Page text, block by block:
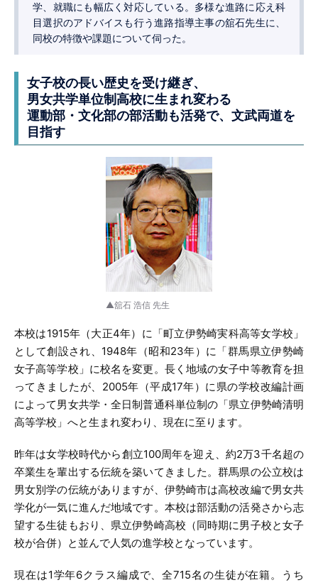
学、就職にも幅広く対応している。多様な進路に応え科
目選択のアドバイスも行う進路指導主事の舘石先生に、
同校の特徴や課題について伺った。
女子校の長い歴史を受け継ぎ、
男女共学単位制高校に生まれ変わる
運動部・文化部の部活動も活発で、文武両道を
目指す
▲舘石 浩信 先生
本校は1915年（大正4年）に「町立伊勢崎実科高等女学校」
として創設され、1948年（昭和23年）に「群馬県立伊勢崎
女子高等学校」に校名を変更。長く地域の女子中等教育を担
ってきましたが、2005年（平成17年）に県の学校改編計画
によって男女共学・全日制普通科単位制の「県立伊勢崎清明
高等学校」へと生まれ変わり、現在に至ります。
昨年は女学校時代から創立100周年を迎え、約2万3千名超の
卒業生を輩出する伝統を築いてきました。群馬県の公立校は
男女別学の伝統がありますが、伊勢崎市は高校改編で男女共
学化が一気に進んだ地域です。本校は部活動の活発さから志
望する生徒もおり、県立伊勢崎高校（同時期に男子校と女子
校が合併）と並んで人気の進学校となっています。
現在は1学年6クラス編成で、全715名の生徒が在籍。うち